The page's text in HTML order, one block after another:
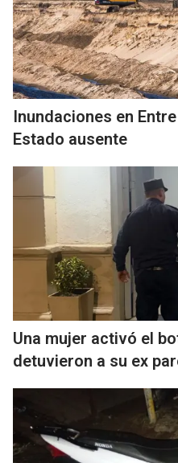
Inundaciones en
Estado ausente
Una mujer activó el
detuvieron a su ex